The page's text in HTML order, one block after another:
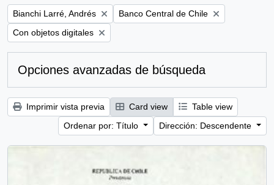
Remove filter:
Bianchi Larré, Andrés Remove filter:
Banco Central de Chile
Remove filter:
Con objetos digitales
Opciones avanzadas de búsqueda
Imprimir vista previa Card view
Table view
Ordenar por: Título
Dirección: Descendente